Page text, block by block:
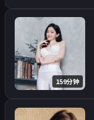
159分钟